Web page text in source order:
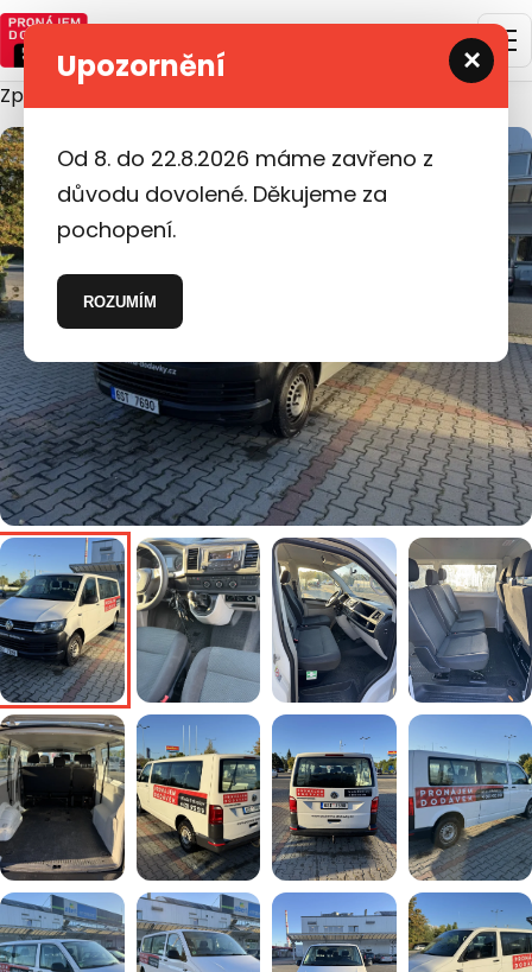
×
Upozornění
Od 8. do 22.8.2026 máme zavřeno z
důvodu dovolené. Děkujeme za
pochopení.
ROZUMÍM
Zpět na vyhledávání